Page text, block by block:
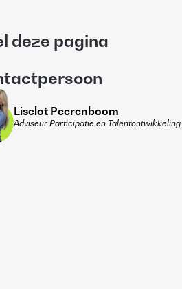
deze pagina
Liselot Peerenboom
Adviseur Participatie en Talentontwikkeling